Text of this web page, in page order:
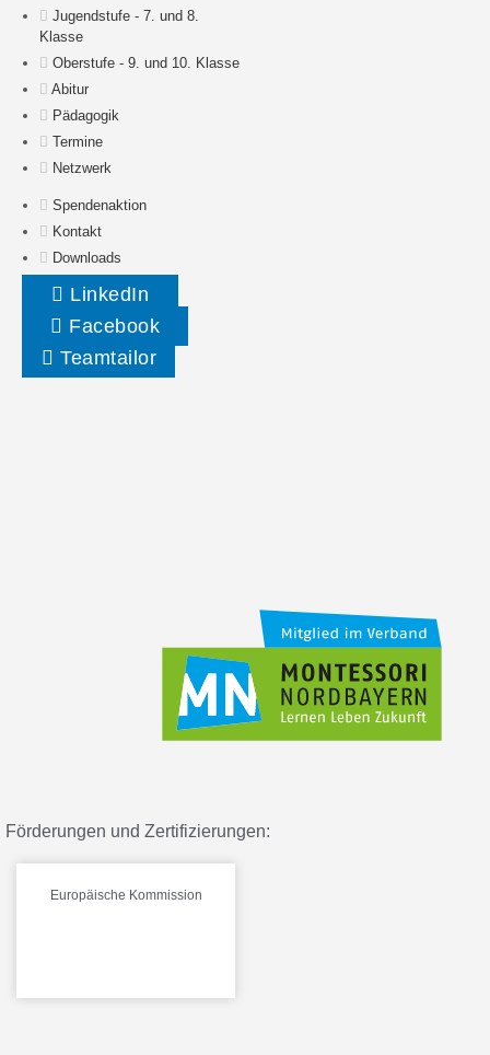
Jugendstufe - 7. und 8.
Klasse
Oberstufe - 9. und 10. Klasse
Abitur
Pädagogik
Termine
Netzwerk
Spendenaktion
Kontakt
Downloads
LinkedIn
Facebook
Teamtailor
Förderungen und Zertifizierungen:
Europäische Kommission